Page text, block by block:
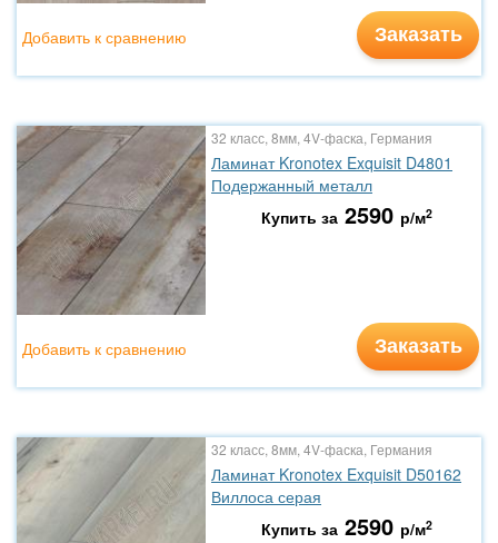
Заказать
Добавить к сравнению
32 класс, 8мм, 4V-фаска, Германия
Ламинат Kronotex Exquisit D4801
Подержанный металл
Купить за 2590 р/м2
Заказать
Добавить к сравнению
32 класс, 8мм, 4V-фаска, Германия
Ламинат Kronotex Exquisit D50162
Виллоса серая
Купить за 2590 р/м2